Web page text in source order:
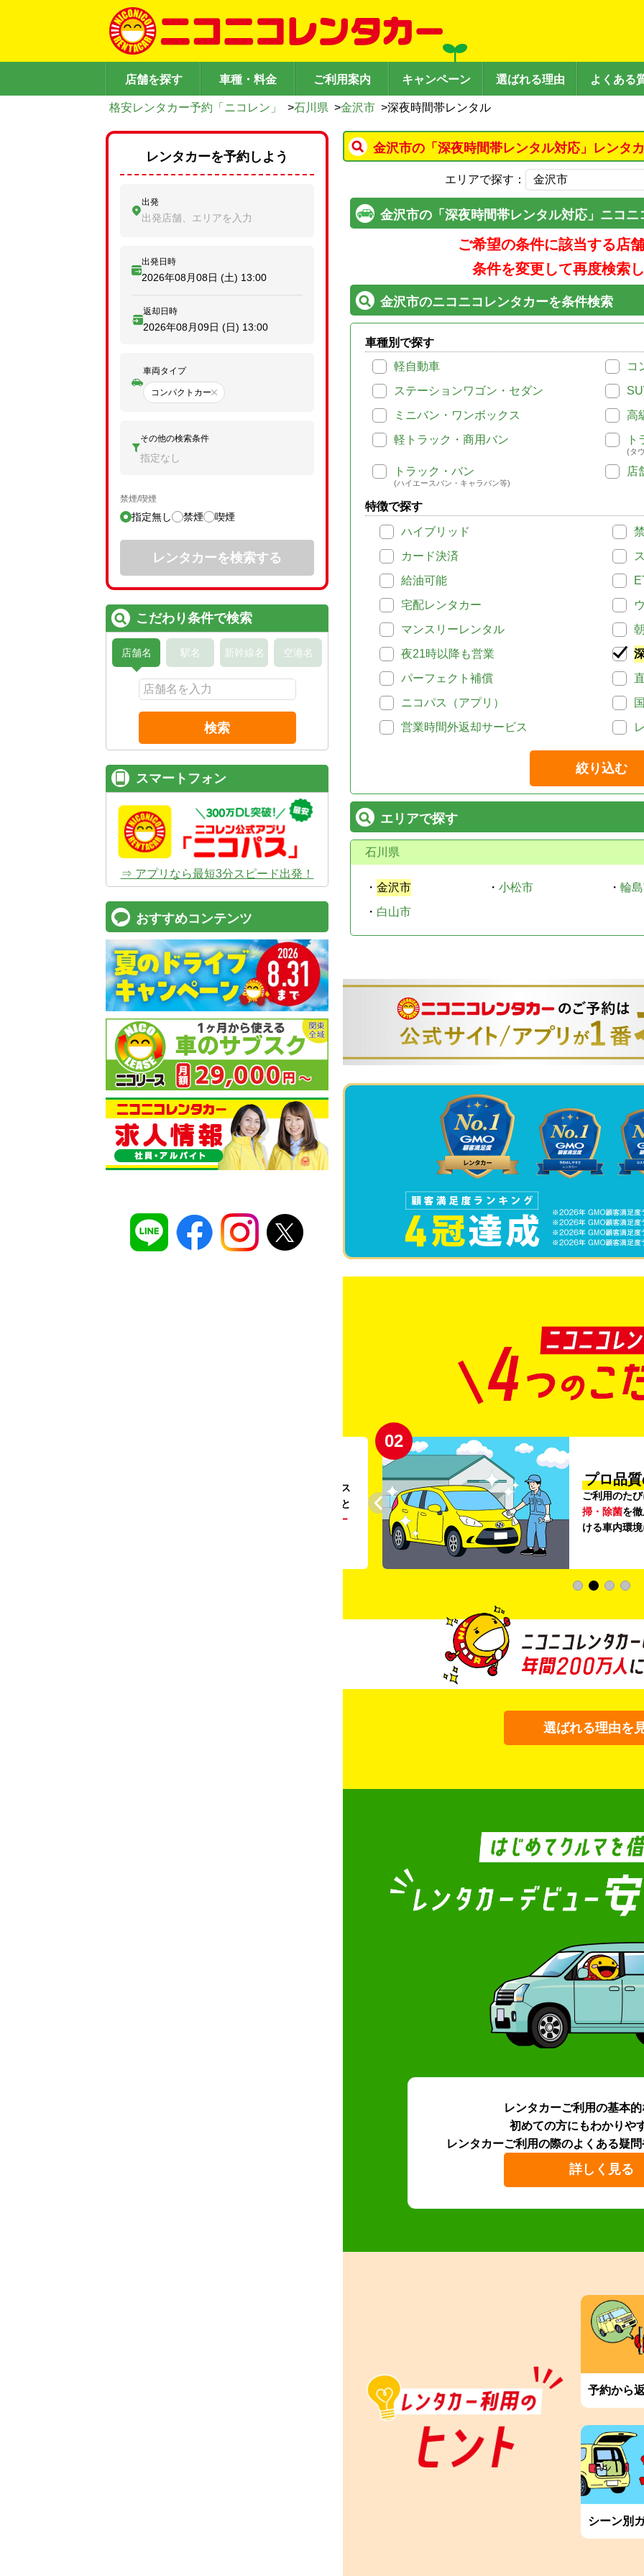
店舗を探す 車種・料金 ご利用案内 キャンペーン 選ばれる理由 よくある
格安レンタカー予約「ニコレン」 >石川県 >金沢市 >深夜時間帯レンタル
金沢市の「深夜時間帯レンタル対応」レンタ
エリアで探す：
金沢市の「深夜時間帯レンタル対応」ニコ
ご希望の条件に該当する店
条件を変更して再度検索
金沢市のニコニコレンタカーを条件検索
車種別で探す
軽自動車
コ
ステーションワゴン・セダン
ミニバン・ワンボックス
高
軽トラック・商用バン
ト
(タ
トラック・バン
(ハイエースバン・キャラバン等)
店
特徴で探す
ハイブリッド
カード決済
給油可能
宅配レンタカー
マンスリーレンタル
夜21時以降も営業
パーフェクト補償
ニコパス（アプリ）
営業時間外返却サービス
絞り込む
エリアで探す
石川県
・ 金沢市 ・ 小松市 ・ 輪
・ 白山市
。ガソリンス
タンドや整備工場の既存インフラを活用すること
リー
02
プロ品
ご利用のた
掃・除菌を
ける車内環
選ばれる理由を
レンタカーご利用の基本
初めての方にもわかりや
レンタカーご利用の際のよくある疑問
詳しく見る
予約から
シーン別
レンタカーを予約しよう
出発
出発店舗、エリアを入力
出発日時
2026年08月08日 (土) 13:00
返却日時
2026年08月09日 (日) 13:00
車両タイプ
コンパクトカー
その他の検索条件
指定なし
禁煙/喫煙
指定無し 禁煙 喫煙
レンタカーを検索する
こだわり条件で検索
店舗名 駅名 新幹線名 空港名
検索
スマートフォン
⇒ アプリなら最短3分スピード出発！
おすすめコンテンツ